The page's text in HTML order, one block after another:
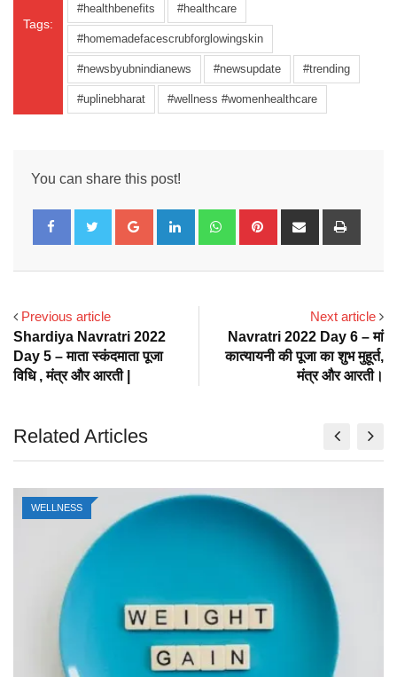
Tags:
#healthbenefits #healthcare
#homemadefacescrubforglowingskin
#newsbyubnindianews #newsupdate #trending
#uplinebharat #wellness #womenhealthcare
You can share this post!
Google+ LinkedIn WhatsappPinterest Share
Previous article
Shardiya Navratri 2022
Day 5 – माता स्कंदमाता पूजा
विधि , मंत्र और आरती |
Next article
Navratri 2022 Day 6 – मां
कात्यायनी की पूजा का शुभ मुहूर्त,
मंत्र और आरती।
Related Articles
WELLNESS